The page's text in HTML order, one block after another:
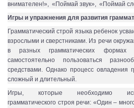
внимателен!», «Поймай звук», «Поймай
Игры и упражнения для развития
Грамматический строй языка ребенок
взрослыми и сверстниками. Из речи
в разных грамматических формах
самостоятельно пользоваться
средствами. Однако процесс овладения
сложный и длительный.
Игры, которые необходимо
грамматического строя речи: «Один –